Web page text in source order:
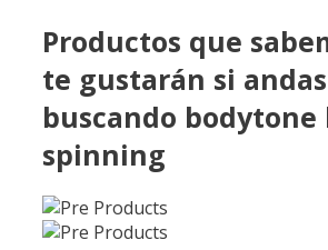
Productos que
te gustarán si andas
buscando
spinning